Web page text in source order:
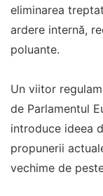
eliminarea
ardere internă,
poluante.
Un viitor
de Parlamentul
introduce ideea
propunerii
vechime de